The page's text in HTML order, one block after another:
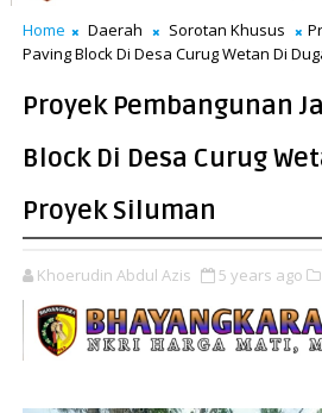
Home Daerah Sorotan Khusus
Paving Block Di Desa Curug Wetan Di
Proyek Pembangunan
Block Di Desa Curug
Proyek Siluman
Khoerudin Abdul Azis 5 years ago